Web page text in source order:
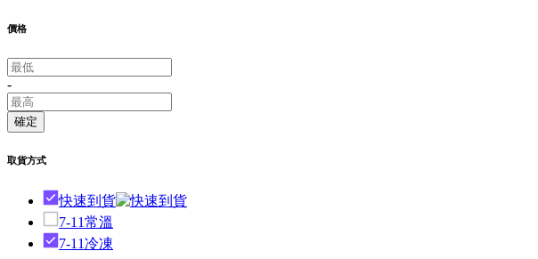
價格
-
確定
取貨方式
快速到貨
7-11常溫
7-11冷凍